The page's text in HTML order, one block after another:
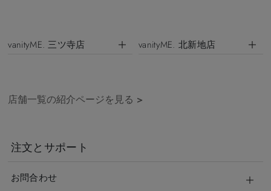
vanityME. 三ツ寺店 vanityME. 北新地店
店舗一覧の紹介ページを見る >
注文とサポート
お問合わせ